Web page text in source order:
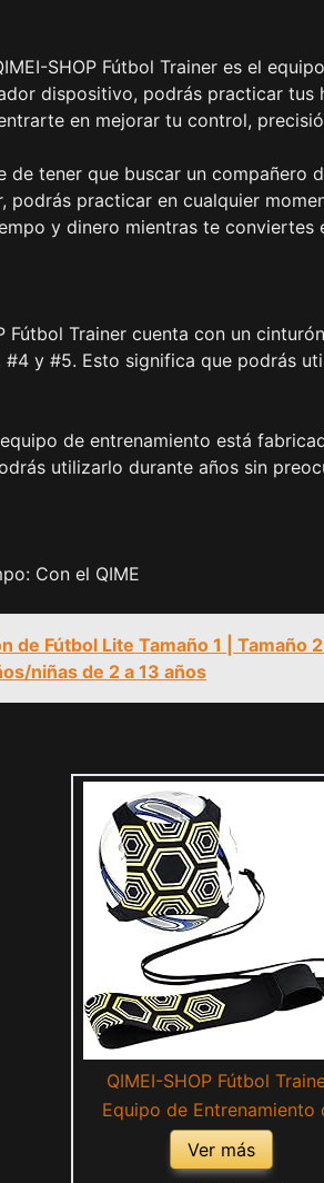
SHOP Fútbol Trainer es el
dispositivo, podrás practicar tus
en mejorar tu control,
de tener que buscar un compañero
podrás practicar en cualquier
y dinero mientras te
Fútbol Trainer cuenta con un
y #5. Esto significa que podrás
de entrenamiento está
utilizarlo durante años sin
Con el QIME
de Fútbol Lite Tamaño 1 | Tamaño
niñas de 2 a 13 años
QIMEI-SHOP Fútbol
Equipo de Entrenamiento
fútbol Manos Libres
Solitario con cinturón
Ver más